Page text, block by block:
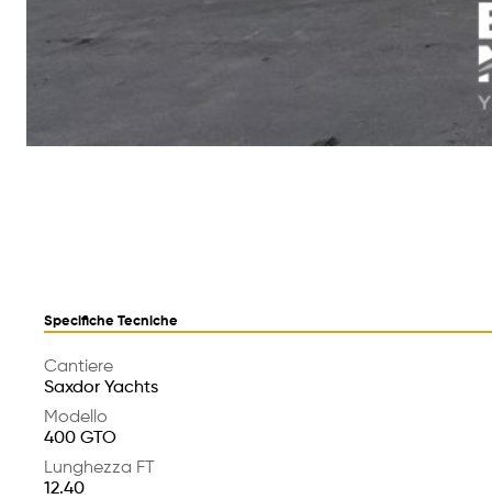
Specifiche Tecniche
Cantiere
Saxdor Yachts
Modello
400 GTO
Lunghezza FT
12.40